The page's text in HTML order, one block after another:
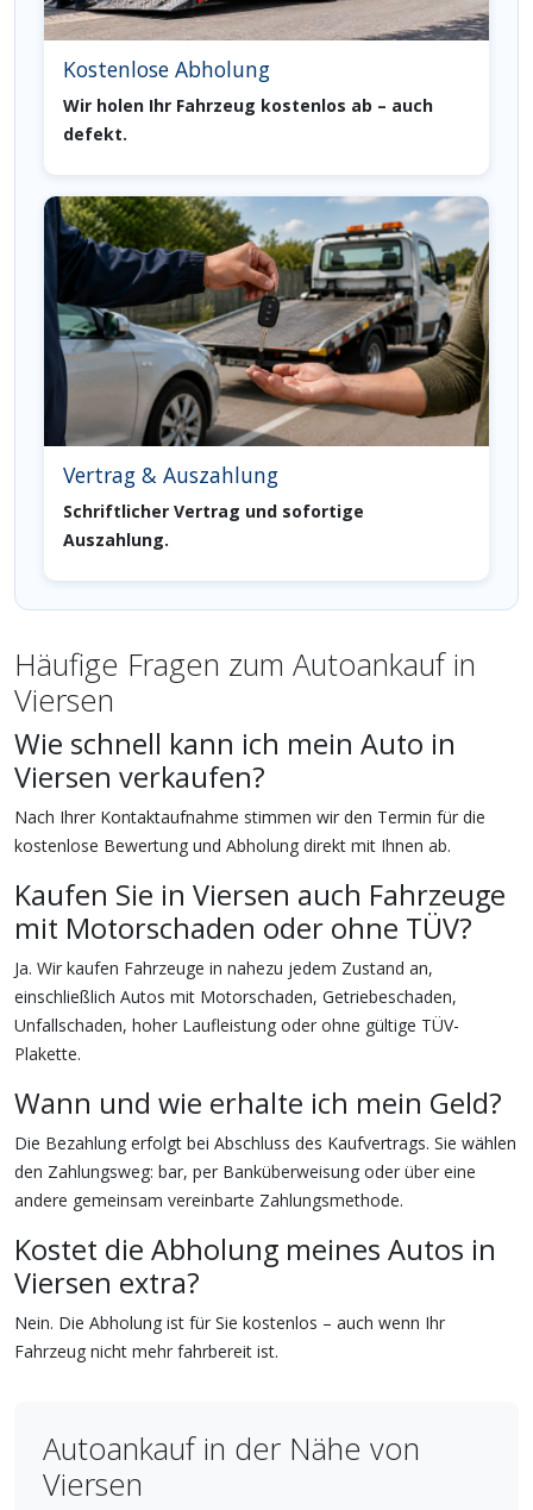
Kostenlose Abholung
Wir holen Ihr Fahrzeug kostenlos ab – auch
defekt.
Vertrag & Auszahlung
Schriftlicher Vertrag und sofortige
Auszahlung.
Häufige Fragen zum Autoankauf in
Viersen
Wie schnell kann ich mein Auto in
Viersen verkaufen?
Nach Ihrer Kontaktaufnahme stimmen wir den Termin für die
kostenlose Bewertung und Abholung direkt mit Ihnen ab.
Kaufen Sie in Viersen auch Fahrzeuge
mit Motorschaden oder ohne TÜV?
Ja. Wir kaufen Fahrzeuge in nahezu jedem Zustand an,
einschließlich Autos mit Motorschaden, Getriebeschaden,
Unfallschaden, hoher Laufleistung oder ohne gültige TÜV-
Plakette.
Wann und wie erhalte ich mein Geld?
Die Bezahlung erfolgt bei Abschluss des Kaufvertrags. Sie wählen
den Zahlungsweg: bar, per Banküberweisung oder über eine
andere gemeinsam vereinbarte Zahlungsmethode.
Kostet die Abholung meines Autos in
Viersen extra?
Nein. Die Abholung ist für Sie kostenlos – auch wenn Ihr
Fahrzeug nicht mehr fahrbereit ist.
Autoankauf in der Nähe von
Viersen